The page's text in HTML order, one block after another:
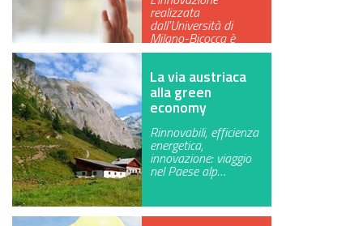
realizzata
dall'Università di
Milano-Bicocca è
pronta pe…
La via austriaca
alla green
economy
Rinnovabili, efficienza
energetica,
innovazione: viaggio
nel Paese alp…